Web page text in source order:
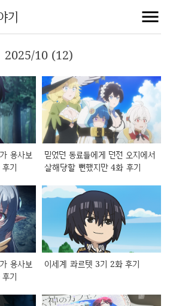
기
2025/10 (12)
용사보
기
믿었던 동료들에게 던전 오지에서
살해당할 뻔했지만 4화 후기
용사보
기
이세계 콰르텟 3기 2화 후기